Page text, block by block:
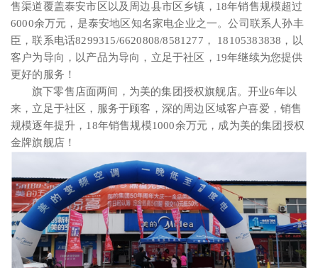
售渠道覆盖泰安市区以及周边县市区乡镇，18年销售规模超过
6000余万元，是泰安地区知名家电企业之一。公司联系人孙丰
臣，联系电话8299315/6620808/8581277， 18105383838，以
客户为导向，以产品为导向，立足于社区，19年继续为您提供
更好的服务！
旗下零售店面两间，为美的集团授权旗舰店。开业6年以
来，立足于社区，服务于顾客，深的周边区域客户喜爱，销售
规模逐年提升，18年销售规模1000余万元，成为美的集团授权
金牌旗舰店！